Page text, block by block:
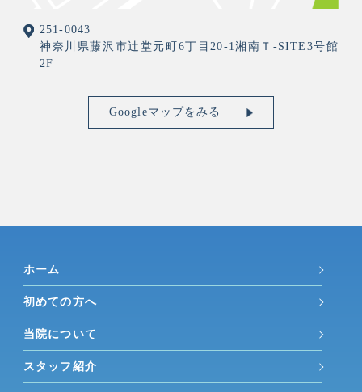
251-0043
神奈川県藤沢市辻堂元町6丁目20-1湘南Ｔ-SITE3号館
2F
Googleマップをみる
ホーム
初めての方へ
当院について
スタッフ紹介